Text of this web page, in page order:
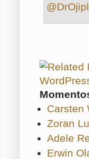
Carsten
Zoran
Adele
Erwin